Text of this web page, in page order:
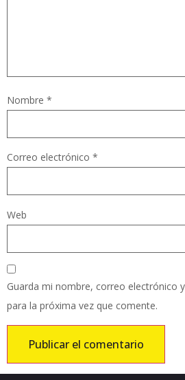
Nombre *
Correo electrónico *
Web
Guarda mi nombre, correo electrónico
para la próxima vez que comente.